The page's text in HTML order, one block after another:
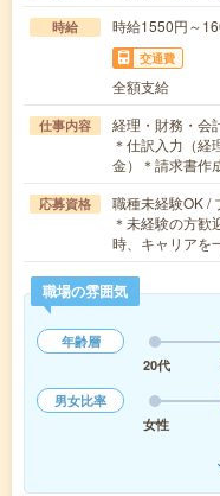
時給 時給1550円～
交通費
全額支給
仕事内容
経理・財務・会
＊仕訳入力（経
金）＊請求書作
応募資格
職種未経験OK /
＊未経験の方歓
時、キャリアを
職場の雰囲気
年齢層
20代
男女比率
女性